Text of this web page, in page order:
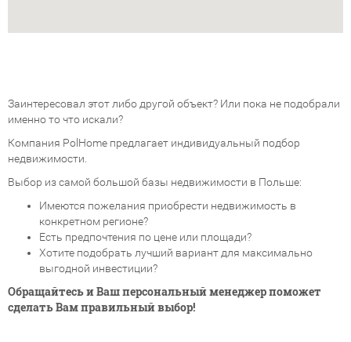
Заинтересовал этот либо другой объект? Или пока не подобрали
именно то что искали?
Компания PolHome предлагает индивидуальный подбор
недвижимости.
Выбор из самой большой базы недвижимости в Польше:
Имеются пожелания приобрести недвижимость в
конкретном регионе?
Есть предпочтения по цене или площади?
Хотите подобрать лучший вариант для максимально
выгодной инвестиции?
Обращайтесь и Ваш персональный менеджер поможет
сделать Вам правильный выбор!